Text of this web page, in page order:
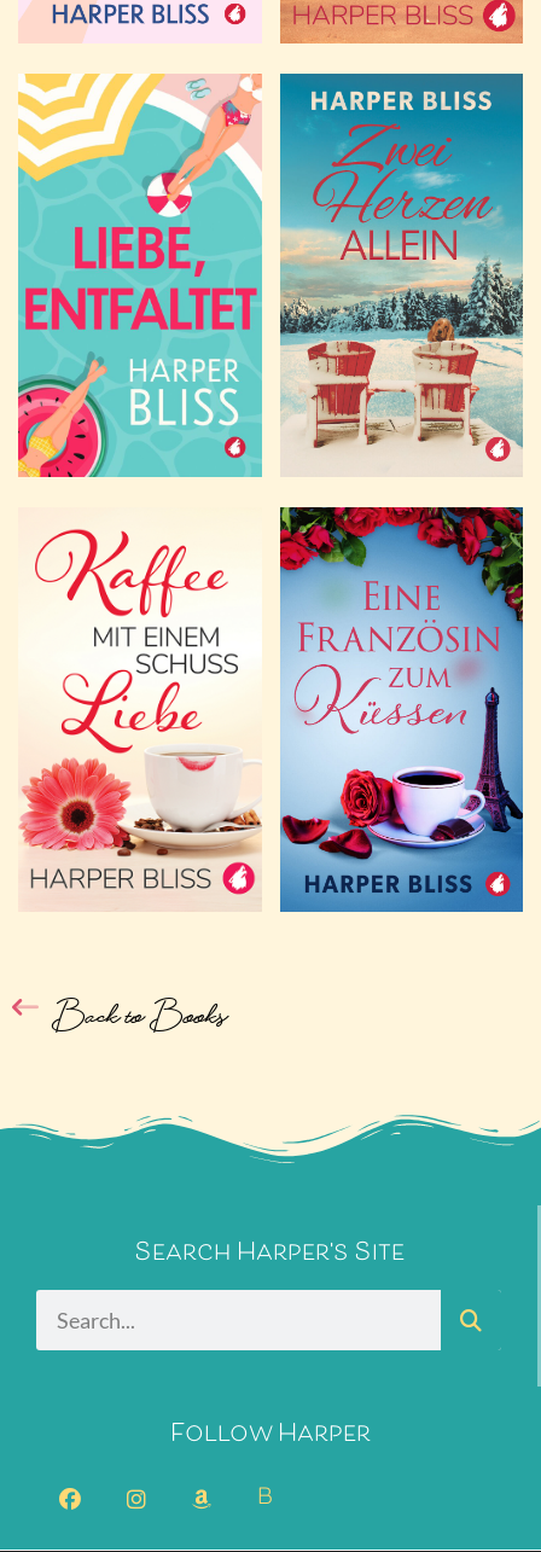
Back to Books
Search Harper's Site
Follow Harper
B